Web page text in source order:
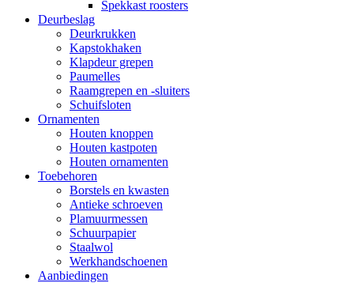
Spekkast roosters
Deurbeslag
Deurkrukken
Kapstokhaken
Klapdeur grepen
Paumelles
Raamgrepen en -sluiters
Schuifsloten
Ornamenten
Houten knoppen
Houten kastpoten
Houten ornamenten
Toebehoren
Borstels en kwasten
Antieke schroeven
Plamuurmessen
Schuurpapier
Staalwol
Werkhandschoenen
Aanbiedingen